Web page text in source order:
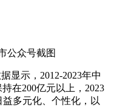
公众号截图
显示，2012-2023年中
在200亿元以上，2023
多元化、个性化，以